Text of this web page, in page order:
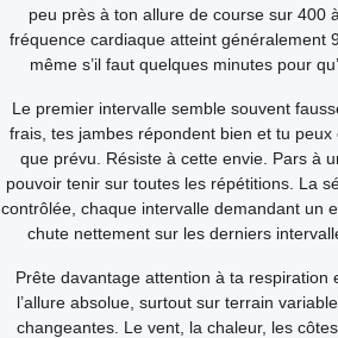
peu près à ton allure de course sur 400
fréquence cardiaque atteint généralement
même s’il faut quelques minutes pour
Le premier intervalle semble souvent
frais, tes jambes répondent bien et tu peux
que prévu. Résiste à cette envie. Pars à
pouvoir tenir sur toutes les répétitions. La
contrôlée, chaque intervalle demandant un
chute nettement sur les derniers
Prête davantage attention à ta respiration
l’allure absolue, surtout sur terrain
changeantes. Le vent, la chaleur, les